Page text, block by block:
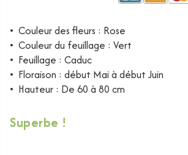
• Couleur des fleurs : Rose
• Couleur du feuillage : Vert
• Feuillage : Caduc
• Floraison : début Mai à début Juin
• Hauteur : De 60 à 80 cm
Superbe !